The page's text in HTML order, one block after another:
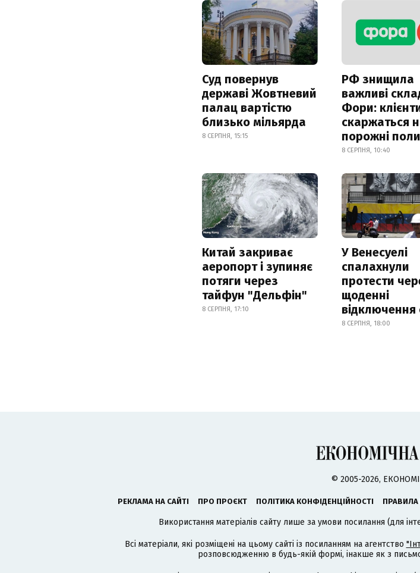
Суд повернув
державі Жовтневий
палац вартістю
близько мільярда
8 СЕРПНЯ, 15:15
РФ знищила
важливі
Фори:
скаржаться
порожні
8 СЕРПНЯ, 10:40
Китай закриває
аеропорт і зупиняє
потяги через
тайфун "Дельфін"
8 СЕРПНЯ, 17:10
У Венесуелі
спалахнули
протести
щоденні
відключення
8 СЕРПНЯ, 18:00
© 2005-2026,
РЕКЛАМА НА САЙТІ ПРО ПРОЄКТ ПОЛІТИКА КОНФІДЕНЦІЙНОСТІ ПРАВИЛА
Використання матеріалів сайту лише за умови посилання (для
Всі матеріали, які розміщені на цьому сайті із посиланням на агентство
розповсюдженню в будь-якій формі, інакше як з